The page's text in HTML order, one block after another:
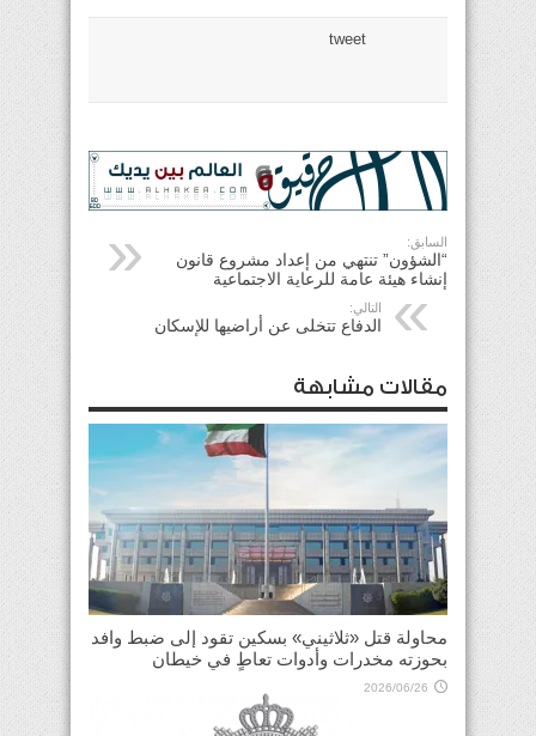
tweet
السابق:
“الشؤون” تنتهي من إعداد مشروع قانون
إنشاء هيئة عامة للرعاية الاجتماعية
التالي:
الدفاع تتخلى عن أراضيها للإسكان
مقالات مشابهة
محاولة قتل «ثلاثيني» بسكين تقود إلى ضبط وافد
بحوزته مخدرات وأدوات تعاطٍ في خيطان
2026/06/26